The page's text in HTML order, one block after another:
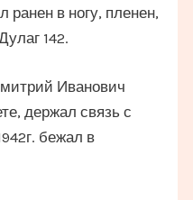
ранен в ногу, пленен,
142.
Иванович
держал связь с
бежал в